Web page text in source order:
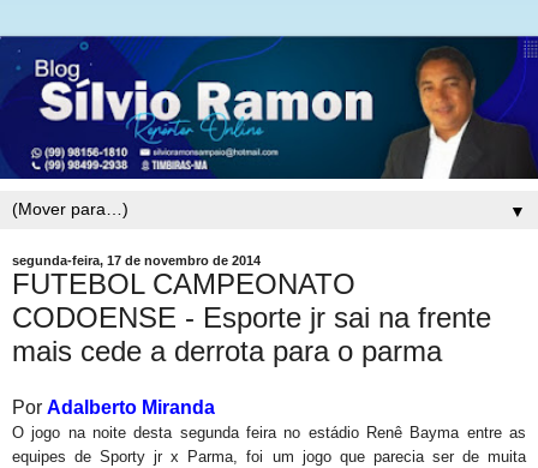
▼
segunda-feira, 17 de novembro de 2014
FUTEBOL CAMPEONATO
CODOENSE - Esporte jr sai na frente
mais cede a derrota para o parma
Por Adalberto Miranda
O jogo na noite desta segunda feira no estádio Renê Bayma entre as
equipes de Sporty jr x Parma, foi um jogo que parecia ser de muita